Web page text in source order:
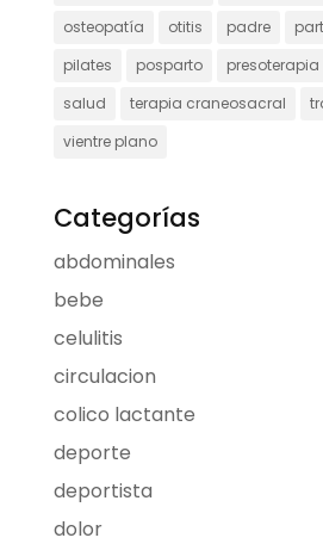
osteopatía
otitis padre
pilates
posparto presoterapia
salud
terapia craneosacral
vientre plano
Categorías
abdominales
bebe
celulitis
circulacion
colico lactante
deporte
deportista
dolor